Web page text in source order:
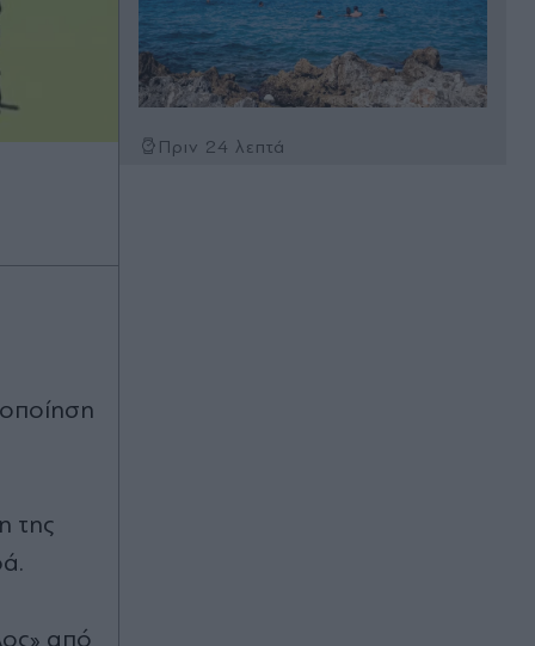
της
από
Πριν 24 λεπτά